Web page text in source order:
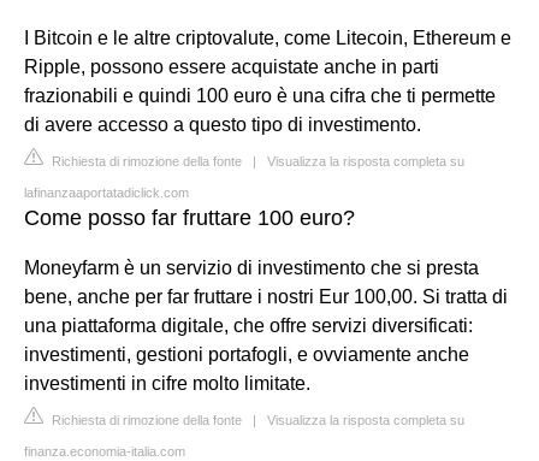
I Bitcoin e le altre criptovalute, come Litecoin, Ethereum e
Ripple, possono essere acquistate anche in parti
frazionabili e quindi 100 euro è una cifra che ti permette
di avere accesso a questo tipo di investimento.
Richiesta di rimozione della fonte | Visualizza la risposta completa su
lafinanzaaportatadiclick.com
Come posso far fruttare 100 euro?
Moneyfarm è un servizio di investimento che si presta
bene, anche per far fruttare i nostri Eur 100,00. Si tratta di
una piattaforma digitale, che offre servizi diversificati:
investimenti, gestioni portafogli, e ovviamente anche
investimenti in cifre molto limitate.
Richiesta di rimozione della fonte | Visualizza la risposta completa su
finanza.economia-italia.com